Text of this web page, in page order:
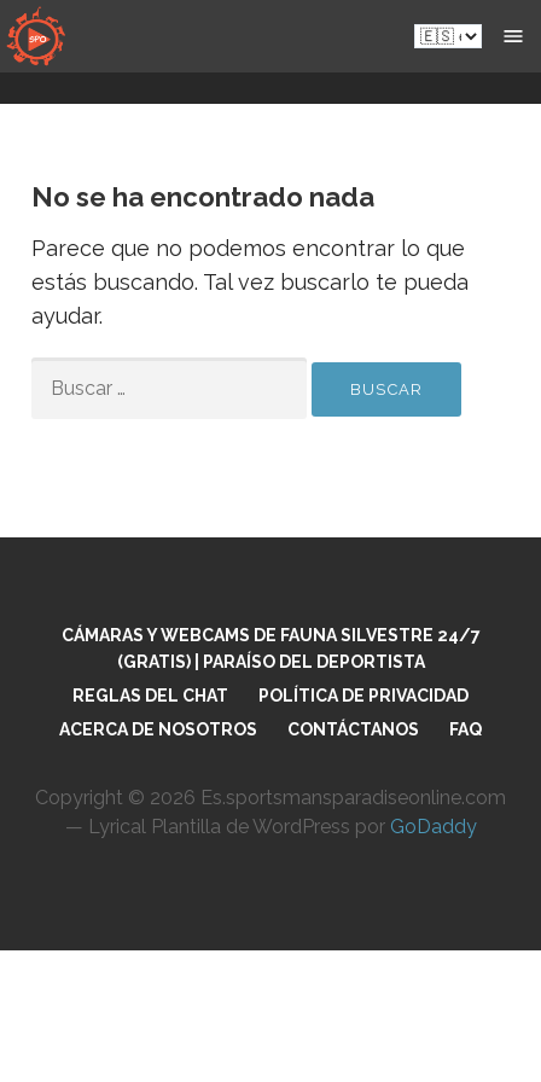
Saltar
al
contenido
Es.sportsmansparadiseonline.com
No se ha encontrado nada
Parece que no podemos encontrar lo que
estás buscando. Tal vez buscarlo te pueda
ayudar.
CÁMARAS Y WEBCAMS DE FAUNA SILVESTRE 24/7
(GRATIS) | PARAÍSO DEL DEPORTISTA
REGLAS DEL CHAT
POLÍTICA DE PRIVACIDAD
ACERCA DE NOSOTROS
CONTÁCTANOS FAQ
Copyright © 2026 Es.sportsmansparadiseonline.com
— Lyrical Plantilla de WordPress por GoDaddy